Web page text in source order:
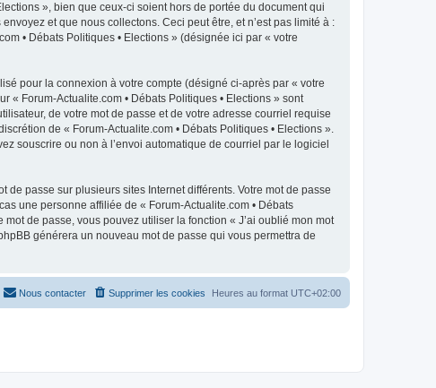
», bien que ceux-ci soient hors de portée du document qui
et que nous collectons. Ceci peut être, et n’est pas limité à :
• Débats Politiques • Elections » (désignée ici par « votre
pour la connexion à votre compte (désigné ci-après par « votre
Forum-Actualite.com • Débats Politiques • Elections » sont
de votre mot de passe et de votre adresse courriel requise
de « Forum-Actualite.com • Débats Politiques • Elections ».
souscrire ou non à l’envoi automatique de courriel par le logiciel
passe sur plusieurs sites Internet différents. Votre mot de passe
une personne affiliée de « Forum-Actualite.com • Débats
de passe, vous pouvez utiliser la fonction « J’ai oublié mon mot
générera un nouveau mot de passe qui vous permettra de
Heures au format UTC+02:00
Supprimer les cookies
Nous contacter